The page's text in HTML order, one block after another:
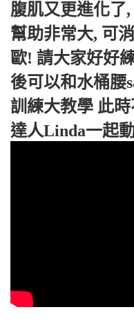
腹肌又更進化了
幫助非常大, 可
歐! 請大家好好
後可以和水桶腰
訓練大教學 此
達人Linda一起